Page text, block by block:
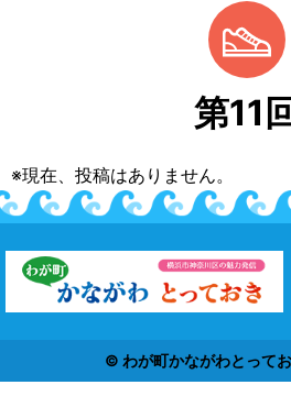
第11
※現在、投稿はありません。
© わが町かながわとって